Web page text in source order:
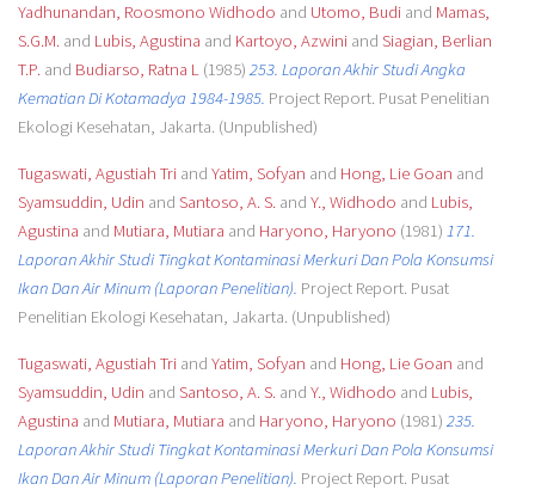
Yadhunandan, Roosmono Widhodo and Utomo, Budiand Mamas,
S.G.M.and Lubis, Agustina and Kartoyo, Azwiniand Siagian, Berlian
T.P.and Budiarso, Ratna L(1985) 253. Laporan Akhir Studi Angka
Kematian Di Kotamadya 1984-1985. Project Report. Pusat Penelitian
Ekologi Kesehatan, Jakarta. (Unpublished)
Tugaswati, Agustiah Triand Yatim, Sofyan and Hong, Lie Goan and
Syamsuddin, Udin and Santoso, A. S.and Y., Widhodo and Lubis,
Agustina and Mutiara, Mutiara and Haryono, Haryono (1981) 171.
Laporan Akhir Studi Tingkat Kontaminasi Merkuri Dan Pola Konsumsi
Ikan Dan Air Minum (Laporan Penelitian). Project Report. Pusat
Penelitian Ekologi Kesehatan, Jakarta. (Unpublished)
Tugaswati, Agustiah Triand Yatim, Sofyan and Hong, Lie Goan and
Syamsuddin, Udin and Santoso, A. S.and Y., Widhodo and Lubis,
Agustina and Mutiara, Mutiara and Haryono, Haryono (1981) 235.
Laporan Akhir Studi Tingkat Kontaminasi Merkuri Dan Pola Konsumsi
Ikan Dan Air Minum (Laporan Penelitian). Project Report. Pusat